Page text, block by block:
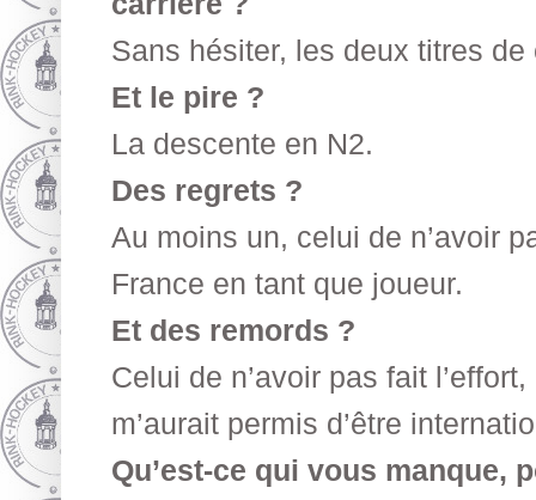
Sans hésiter, les deux titres
Et le pire ?
La descente en N2.
Des regrets ?
Au moins un, celui de n’avoir
France en tant que joueur.
Et des remords ?
Celui de n’avoir pas fait
m’aurait permis d’être
Qu’est-ce qui vous manque,